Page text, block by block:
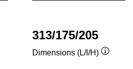
313/175/205
Dimensions (L/l/H)